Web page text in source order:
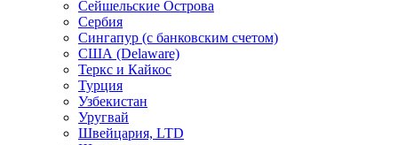
Сейшельские Острова
Сербия
Сингапур (c банковским счетом)
США (Delaware)
Теркс и Кайкос
Турция
Узбекистан
Уругвай
Швейцария, LTD